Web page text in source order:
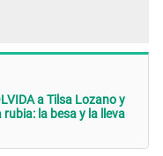
a Tilsa Lozano y
rubia: la besa y la lleva